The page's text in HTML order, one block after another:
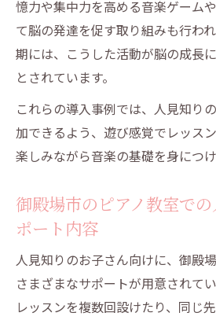
憶力や集中力を高める音楽ゲーム
て脳の発達を促す取り組みも行わ
期には、こうした活動が脳の成長
とされています。
これらの導入事例では、人見知り
加できるよう、遊び感覚でレッス
楽しみながら音楽の基礎を身につけ
御殿場市のピアノ教室で
ポート内容
人見知りのお子さん向けに、御殿
さまざまなサポートが用意されて
レッスンを複数回設けたり、同じ